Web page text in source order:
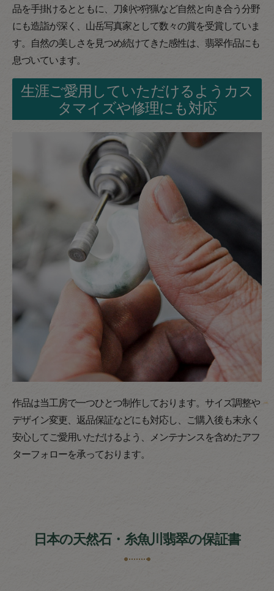
品を手掛けるとともに、刀剣や狩猟など自然と向き合う分野
にも造詣が深く、山岳写真家として数々の賞を受賞していま
す。自然の美しさを見つめ続けてきた感性は、翡翠作品にも
息づいています。
生涯ご愛用していただけるようカス
タマイズや修理にも対応
作品は当工房で一つひとつ制作しております。サイズ調整や
デザイン変更、返品保証などにも対応し、ご購入後も末永く
安心してご愛用いただけるよう、メンテナンスを含めたアフ
ターフォローを承っております。
日本の天然石・糸魚川翡翠の保証書